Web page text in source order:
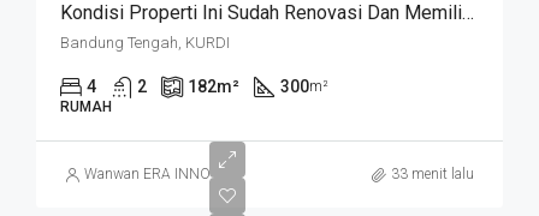
Kondisi Properti Ini Sudah Renovasi Dan Memiliki Desain Scandinavian Yang Menambah Daya Tarik Dan Estetika Properti Ini. Rumah Ini Berada Di Area Perumahan/komplek. Kurdi Timur
Bandung Tengah, KURDI
4 2 182m² 300m²
RUMAH
Wanwan ERA INNO 33 menit lalu